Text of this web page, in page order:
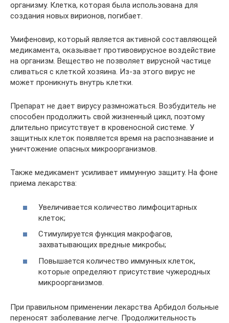
организму. Клетка, которая была использована для
создания новых вирионов, погибает.
Умифеновир, который является активной составляющей
медикамента, оказывает противовирусное воздействие
на организм. Вещество не позволяет вирусной частице
сливаться с клеткой хозяина. Из-за этого вирус не
может проникнуть внутрь клетки.
Препарат не дает вирусу размножаться. Возбудитель не
способен продолжить свой жизненный цикл, поэтому
длительно присутствует в кровеносной системе. У
защитных клеток появляется время на распознавание и
уничтожение опасных микроорганизмов.
Также медикамент усиливает иммунную защиту. На фоне
приема лекарства:
Увеличивается количество лимфоцитарных
клеток;
Стимулируется функция макрофагов,
захватывающих вредные микробы;
Повышается количество иммунных клеток,
которые определяют присутствие чужеродных
микроорганизмов.
При правильном применении лекарства Арбидол больные
переносят заболевание легче. Продолжительность